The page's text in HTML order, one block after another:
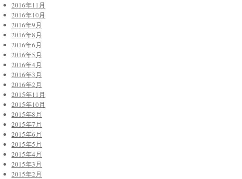
2016年11月
2016年10月
2016年9月
2016年8月
2016年6月
2016年5月
2016年4月
2016年3月
2016年2月
2015年11月
2015年10月
2015年8月
2015年7月
2015年6月
2015年5月
2015年4月
2015年3月
2015年2月